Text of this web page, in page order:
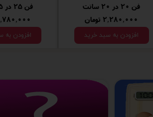
فن 20 در 20 سانت
۲,۲۸۰,۰۰۰
افزودن به
۲,۶۵۰,۰۰۰ تومان
افزودن به سبد خرید